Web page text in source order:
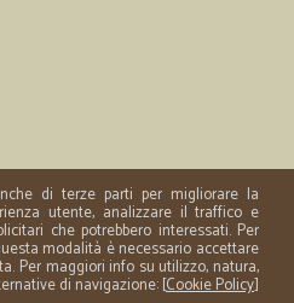
di terze parti per migliorare la
utente, analizzare il traffico e
che potrebbero interessati. Per
modalità è necessario accettare
Per maggiori info su utilizzo, natura,
di navigazione: [Cookie Policy]